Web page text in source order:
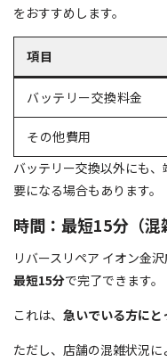
をおすすめします。
項目
バッテリー交換料金
その他費用
バッテリー交換以外にも
要になる場合もあります。
時間：最短15分（混
リバースリペア イオン金
最短15分で完了できます。
これは、 急いでいる方にと
ただし、店舗の混雑状況